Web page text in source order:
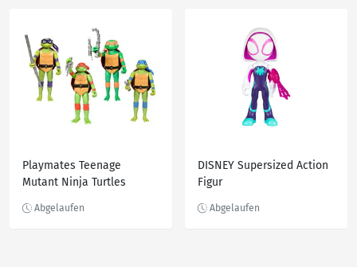
Playmates Teenage
Mutant Ninja Turtles
DISNEY Supersized Action
Figur